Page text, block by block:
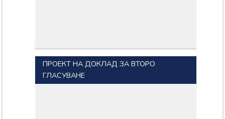
ПРОЕКТ НА ДОКЛАД ЗА ВТОРО
ГЛАСУВАНЕ